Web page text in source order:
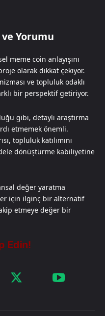
Yorumu
meme coin anlayışını
olarak dikkat çekiyor.
ve topluluk odaklı
bir perspektif getiriyor.
gibi, detaylı araştırma
etmemek önemli.
topluluk katılımını
dönüştürme kabiliyetine
değer yaratma
için ilginç bir alternatif
etmeye değer bir